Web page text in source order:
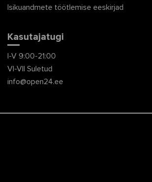
Isikuandmete töötlemise eeskirjad
Kasutajatugi
I-V 9:00-21:00
VI-VII Suletud
info@open24.ee